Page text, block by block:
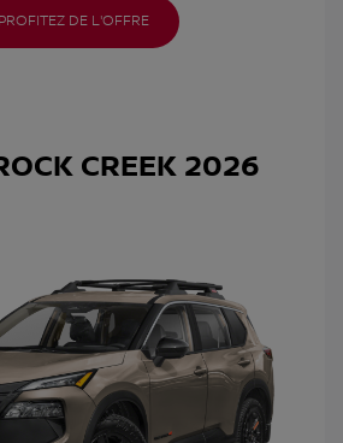
PROFITEZ DE L'OFFRE
CREEK 2026